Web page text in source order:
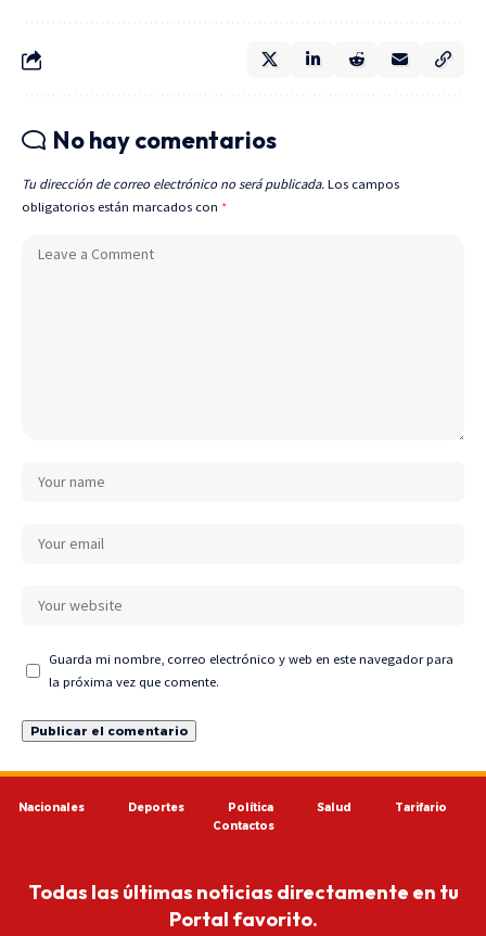
No hay comentarios
Tu dirección de correo electrónico no será publicada. Los campos
obligatorios están marcados con *
Guarda mi nombre, correo electrónico y web en este navegador para
la próxima vez que comente.
Nacionales Deportes Política Salud
Tarifario
Contactos
Todas las últimas noticias directamente en tu
Portal favorito.